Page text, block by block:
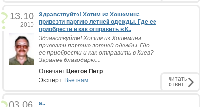
13.10
2010
Здравствуйте! Хотим из Хошемина
привезти партию летней одежды. Где ее
приобрести и как отправить в К..
Здравствуйте! Хотим из Хошемина
привезти партию летней одежды. Где
ее приобрести и как отправить в Киев?
Заранее благодарю....
Отвечает Цветов Петр
Эксперт: Вьетнам читать
ответ
03.06
a..